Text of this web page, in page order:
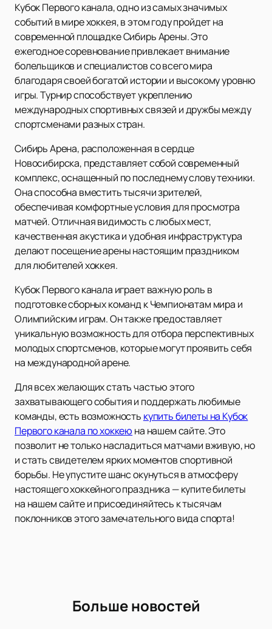
Кубок Первого канала, одно из самых значимых
событий в мире хоккея, в этом году пройдет на
современной площадке Сибирь Арены. Это
ежегодное соревнование привлекает внимание
болельщиков и специалистов со всего мира
благодаря своей богатой истории и высокому уровню
игры. Турнир способствует укреплению
международных спортивных связей и дружбы между
спортсменами разных стран.
Сибирь Арена, расположенная в сердце
Новосибирска, представляет собой современный
комплекс, оснащенный по последнему слову техники.
Она способна вместить тысячи зрителей,
обеспечивая комфортные условия для просмотра
матчей. Отличная видимость с любых мест,
качественная акустика и удобная инфраструктура
делают посещение арены настоящим праздником
для любителей хоккея.
Кубок Первого канала играет важную роль в
подготовке сборных команд к Чемпионатам мира и
Олимпийским играм. Он также предоставляет
уникальную возможность для отбора перспективных
молодых спортсменов, которые могут проявить себя
на международной арене.
Для всех желающих стать частью этого
захватывающего события и поддержать любимые
команды, есть возможность купить билеты на Кубок
Первого канала по хоккею на нашем сайте. Это
позволит не только насладиться матчами вживую, но
и стать свидетелем ярких моментов спортивной
борьбы. Не упустите шанс окунуться в атмосферу
настоящего хоккейного праздника — купите билеты
на нашем сайте и присоединяйтесь к тысячам
поклонников этого замечательного вида спорта!
Больше новостей